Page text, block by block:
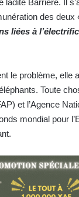
des deux
liées à
le problème, elle
Toute
et l’Agence
mondial pour